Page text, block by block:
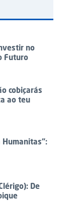
no
Futuro
cobiçarás
ao teu
Humanitas”:
De